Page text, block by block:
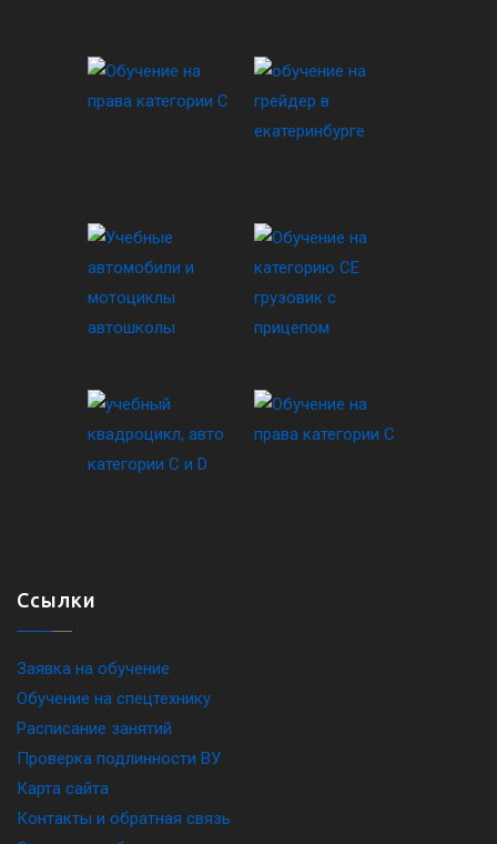
Ссылки
Заявка на обучение
Обучение на спецтехнику
Расписание занятий
Проверка подлинности ВУ
Карта сайта
Контакты и обратная связь